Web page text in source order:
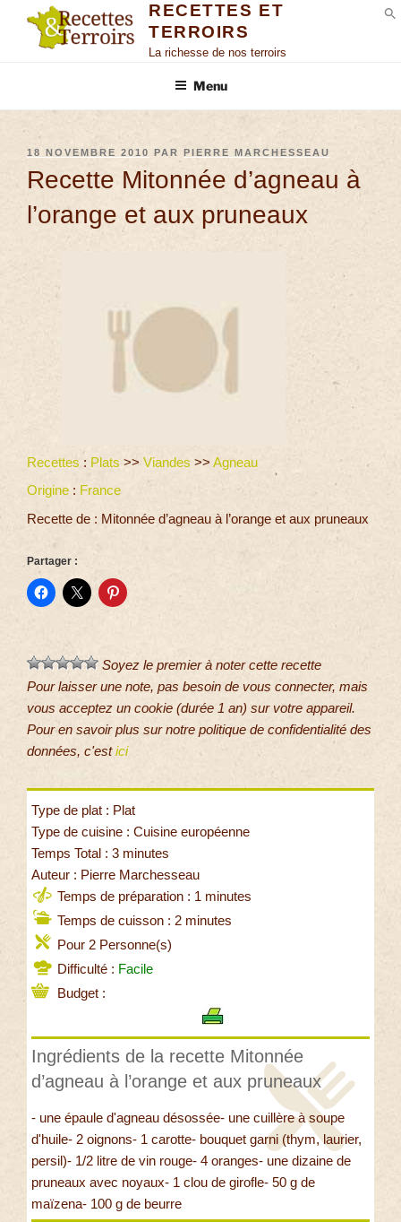
RECETTES ET
TERROIRS
La richesse de nos terroirs
Menu
18 NOVEMBRE 2010 PAR PIERRE MARCHESSEAU
Recette Mitonnée d’agneau à
l’orange et aux pruneaux
Recettes : Plats >> Viandes >> Agneau
Origine : France
Recette de : Mitonnée d’agneau à l’orange et aux pruneaux
Partager :
Soyez le premier à noter cette recette
Pour laisser une note, pas besoin de vous connecter, mais
vous acceptez un cookie (durée 1 an) sur votre appareil.
Pour en savoir plus sur notre politique de confidentialité des
données, c'estici
Type de plat : Plat
Type de cuisine : Cuisine européenne
Temps Total : 3 minutes
Auteur : Pierre Marchesseau
Temps de préparation : 1 minutes
Temps de cuisson : 2 minutes
Pour 2 Personne(s)
Difficulté : Facile
Budget :
Ingrédients de la recette Mitonnée
d’agneau à l’orange et aux pruneaux
- une épaule d'agneau désossée- une cuillère à soupe
d'huile- 2 oignons- 1 carotte- bouquet garni (thym, laurier,
persil)- 1/2 litre de vin rouge- 4 oranges- une dizaine de
pruneaux avec noyaux- 1 clou de girofle- 50 g de
maïzena- 100 g de beurre